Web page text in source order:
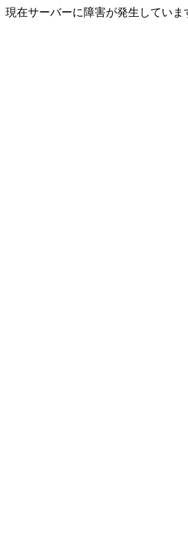
現在サーバーに障害が発生してい